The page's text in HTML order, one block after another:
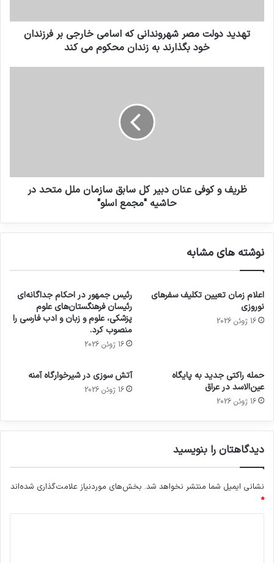
تهدید دولت مصر شهروندانی که اسامی خارجی بر فرزندان
خود بگذارند به زندان محکوم می کند
ظریف و کوفی عنان دبیر کل سابق سازمان ملل متحد در
حاشیه "مجمع اسلو"
نوشته های مشابه
اعلام زمان تعیین تکلیف سفرهای
نوروزی
16 ژوئن 2026
رئیس جمهور در احکام جداگانه‌ای
رئیسان فرهنگستان‌های علوم
پزشکی، علوم و زبان و ادب فارسی را
منصوب کرد.
16 ژوئن 2026
حمله راکتی جدید به پایگاه
عین‌الاسد در عراق
16 ژوئن 2026
آتش سوزی در شیرخوارگاه آمنه
16 ژوئن 2026
دیدگاهتان را بنویسید
نشانی ایمیل شما منتشر نخواهد شد. بخش‌های موردنیاز علامت‌گذاری شده‌اند
*